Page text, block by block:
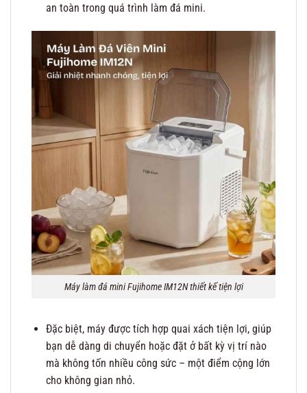
an toàn trong quá trình làm đá mini.
Máy làm đá mini Fujihome IM12N thiết kế tiện lợi
Đặc biệt, máy được tích hợp quai xách tiện lợi, giúp
bạn dễ dàng di chuyển hoặc đặt ở bất kỳ vị trí nào
mà không tốn nhiều công sức – một điểm cộng lớn
cho không gian nhỏ.